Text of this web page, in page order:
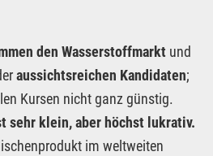
den Wasserstoffmarkt und
aussichtsreichen Kandidaten;
Kursen nicht ganz günstig.
sehr klein, aber höchst lukrativ.
im weltweiten